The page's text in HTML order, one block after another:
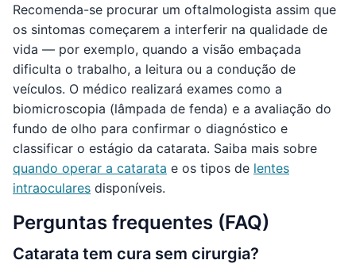
Recomenda-se procurar um oftalmologista assim que
os sintomas começarem a interferir na qualidade de
vida — por exemplo, quando a visão embaçada
dificulta o trabalho, a leitura ou a condução de
veículos. O médico realizará exames como a
biomicroscopia (lâmpada de fenda) e a avaliação do
fundo de olho para confirmar o diagnóstico e
classificar o estágio da catarata. Saiba mais sobre
quando operar a catarata e os tipos de lentes
intraoculares disponíveis.
Perguntas frequentes (FAQ)
Catarata tem cura sem cirurgia?